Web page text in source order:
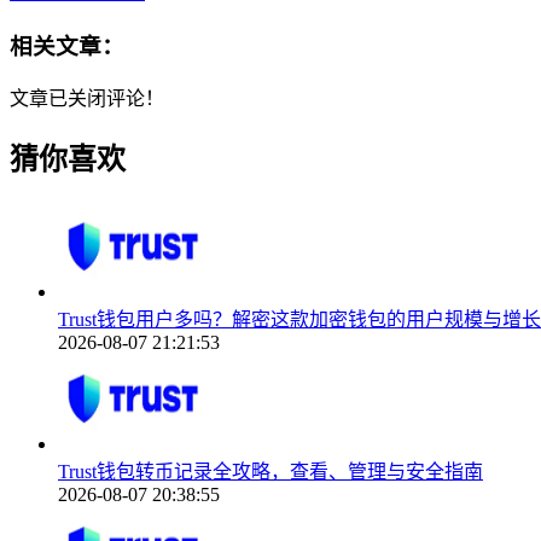
相关文章：
文章已关闭评论！
猜你喜欢
Trust钱包用户多吗？解密这款加密钱包的用户规模与增
2026-08-07 21:21:53
Trust钱包转币记录全攻略，查看、管理与安全指南
2026-08-07 20:38:55